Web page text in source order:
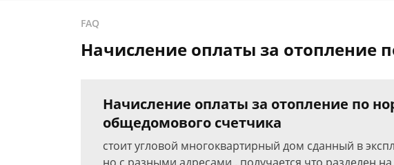
FAQ
Начисление оплаты за отопление
Начисление оплаты за отопление по
общедомового счетчика
стоит угловой многоквартирный дом сданный в